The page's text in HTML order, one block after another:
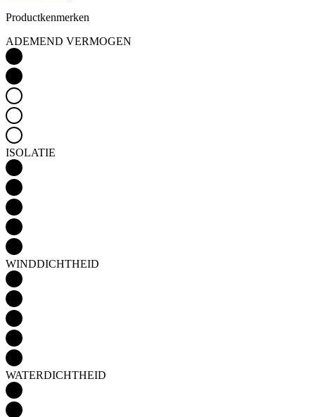
Productkenmerken
ADEMEND VERMOGEN
ISOLATIE
WINDDICHTHEID
WATERDICHTHEID